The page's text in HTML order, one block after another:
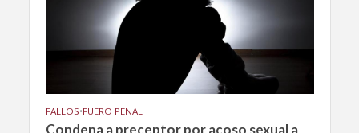
FALLOS•FUERO PENAL
Condena a preceptor por acoso sexual a